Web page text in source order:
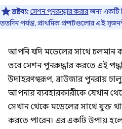
দ্রষ্টব্য:সেশন পুনরুদ্ধার করারজন্য একটি
ততদিন পর্যন্ত, প্রাথমিক প্রম্পটগুলোর এই
আপনি যদি মডেলের সাথে চলমান
তবে সেশন পুনরুদ্ধার করতে এই
উদাহরণস্বরূপ, ব্রাউজার পুনরায়
আপনার ব্যবহারকারীকে যেখান
সেখান থেকে মডেলের সাথে যুক্ত
করতে পারেন। এর একটি উপায়